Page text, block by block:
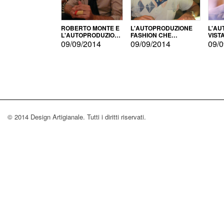
ROBERTO MONTE E
L'AUTOPRODUZIONE
CON IL CENSIMENTO
09/09/2014
L'AUTOPRODUZIONE
FASHION CHE
CONQUISTA GLI USA
09/09/2014 09/
© 2014 Design Artigianale. Tutti i diritti riservati.